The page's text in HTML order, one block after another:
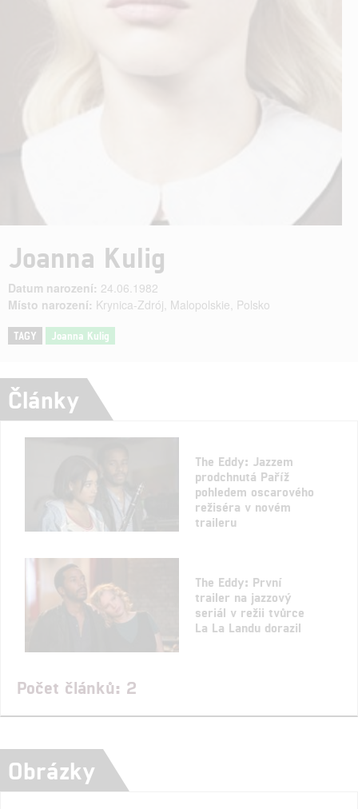
Joanna Kulig
Datum narození: 24.06.1982
Místo narození: Krynica-Zdrój, Malopolskie, Polsko
TAGY Joanna Kulig
Články
The Eddy: Jazzem
prodchnutá Paříž
pohledem oscarového
režiséra v novém
traileru
The Eddy: První
trailer na jazzový
seriál v režii tvůrce
La La Landu dorazil
Počet článků: 2
Obrázky